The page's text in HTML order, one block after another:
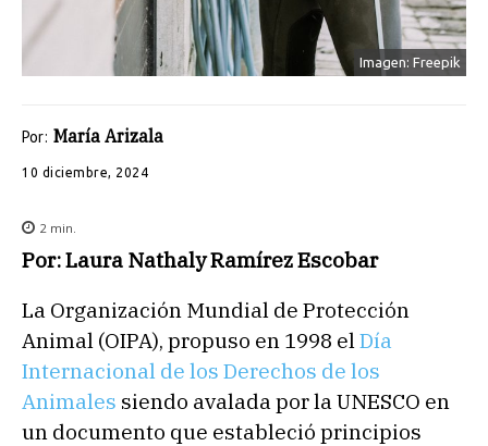
Imagen: Freepik
Por: María Arizala
10 diciembre, 2024
2 min.
Por: Laura Nathaly Ramírez Escobar
La Organización Mundial de Protección
Animal (OIPA), propuso en 1998 elDía
Internacional de los Derechos de los
Animales siendo avalada por la UNESCO en
un documento que estableció principios